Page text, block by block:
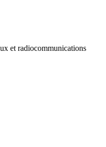
et radiocommunications